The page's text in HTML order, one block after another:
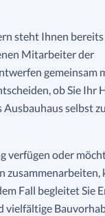
steht Ihnen
Mitarbeiter der
gemeinsam
ob Sie Ihr
selbst
verfügen oder
zusammenarbeiten,
Fall begleitet Sie
vielfältige